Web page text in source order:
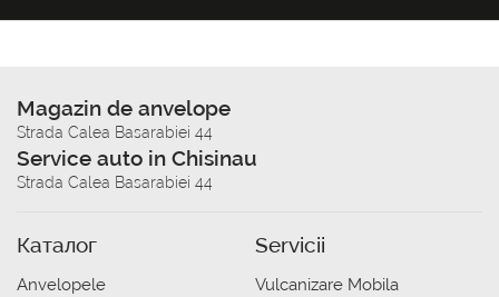
Magazin de anvelope
Strada Calea Basarabiei 44
Service auto in Chisinau
Strada Calea Basarabiei 44
Каталог
Anvelopele
Servicii
Vulcanizare Mobila